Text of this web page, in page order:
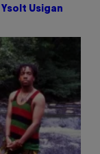
Ysolt Usigan